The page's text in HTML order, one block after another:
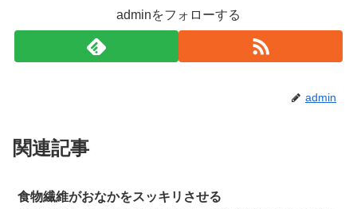
adminをフォローする
admin
関連記事
食物繊維がおなかをスッキリさせる